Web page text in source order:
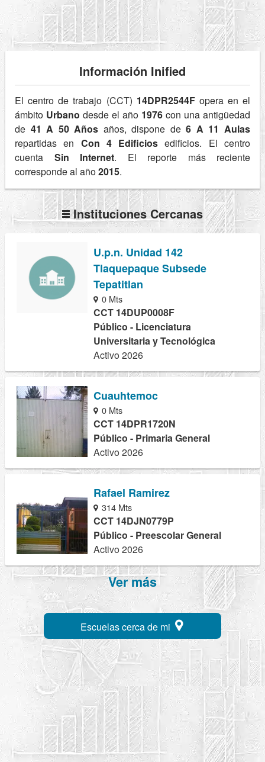
Información Inified
El centro de trabajo (CCT) 14DPR2544Fopera en el
ámbito Urbano desde el año 1976 con una antigüedad
de 41 A 50 Años años, dispone de6 A 11 Aulas
repartidas en Con 4 Edificios edificios. El centro
cuenta Sin Internet. El reporte más reciente
corresponde al año2015.
Instituciones Cercanas
U.p.n. Unidad 142
Tlaquepaque Subsede
Tepatitlan
0 Mts
CCT 14DUP0008F
Público - Licenciatura
Universitaria y Tecnológica
Activo 2026
Cuauhtemoc
0 Mts
CCT 14DPR1720N
Público - Primaria General
Activo 2026
Rafael Ramirez
314 Mts
CCT 14DJN0779P
Público - Preescolar General
Activo 2026
Ver más
Escuelas cerca de mi